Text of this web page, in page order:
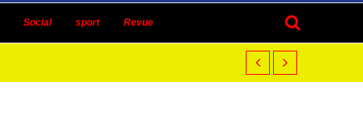
Social sport Revue